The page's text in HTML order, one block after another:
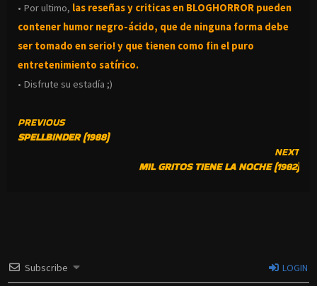
• Por ultimo, las reseñas y criticas en BLOGHORROR pueden
contener humor negro-ácido, que de ninguna forma debe
ser tomado en serio! y que tienen como fin el puro
entretenimiento satírico.
• Disfrute su estadía ;)
CONTINUE
READING
PREVIOUS
SPELLBINDER (1988)
NEXT
MIL GRITOS TIENE LA NOCHE (1982)
Subscribe LOGIN